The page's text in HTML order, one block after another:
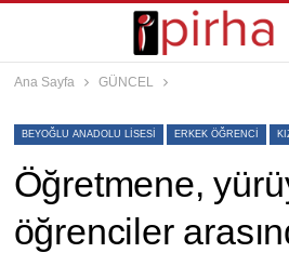
Ana Sayfa GÜNCEL
BEYOĞLU ANADOLU LISESI ERKEK ÖĞRENCI
Öğretmene,
öğrenciler